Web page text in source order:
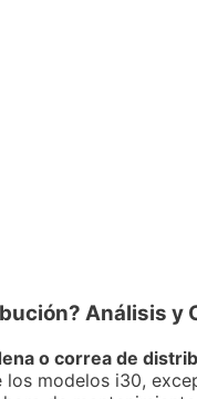
Análisis y
o correa de
modelos i30,